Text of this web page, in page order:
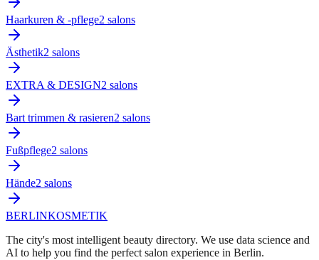
Haarkuren & -pflege2 salons
Ästhetik2 salons
EXTRA & DESIGN2 salons
Bart trimmen & rasieren2 salons
Fußpflege2 salons
Hände2 salons
BERLINKOSMETIK
The city's most intelligent beauty directory. We use data science and
AI to help you find the perfect salon experience in Berlin.